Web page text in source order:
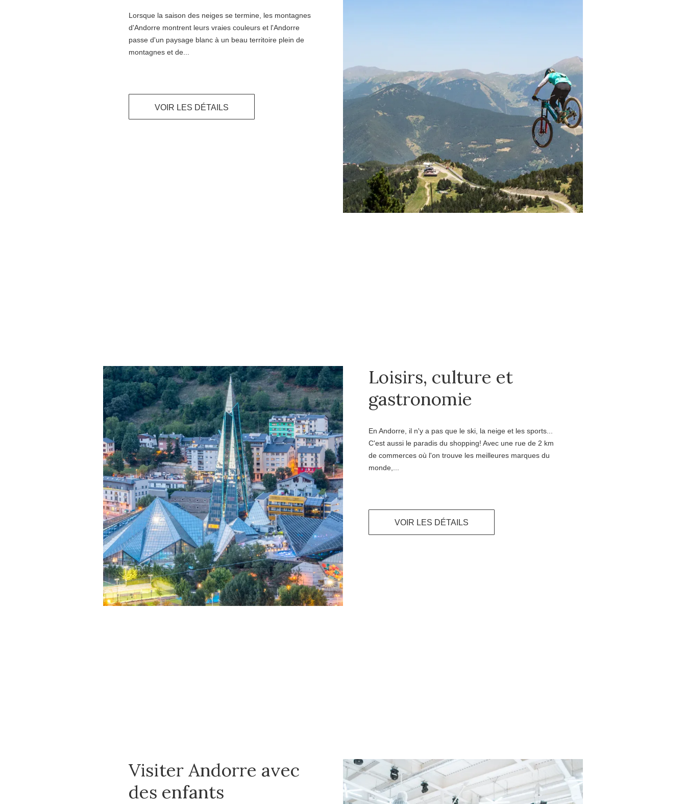
Lorsque la saison des neiges se termine, les montagnes
d'Andorre montrent leurs vraies couleurs et l'Andorre
passe d'un paysage blanc à un beau territoire plein de
montagnes et de...
VOIR LES DÉTAILS
Loisirs, culture et
gastronomie
En Andorre, il n'y a pas que le ski, la neige et les sports...
C'est aussi le paradis du shopping! Avec une rue de 2 km
de commerces où l'on trouve les meilleures marques du
monde,...
VOIR LES DÉTAILS
Visiter Andorre avec
des enfants